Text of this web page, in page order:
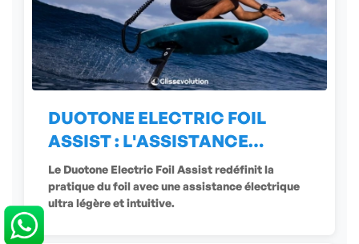
DUOTONE ELECTRIC FOIL
ASSIST : L'ASSISTANCE
ÉLECTRIQUE
Le Duotone Electric Foil Assist redéfinit la
pratique du foil avec une assistance électrique
ultra légère et intuitive.